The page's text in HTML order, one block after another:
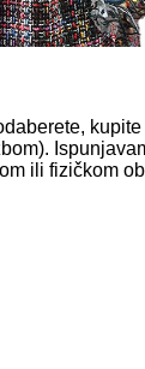
ili fizičkom